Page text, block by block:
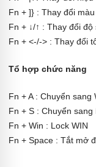
Fn + ]} : Thay đổi
Fn + ↓/↑ : Thay đổi độ
Fn + <-/-> : Thay đổi
Tổ hợp chức năng
Fn + A : Chuyển sang
Fn + S : Chuyển sang
Fn + Win : Lock WIN
Fn + Space : Tắt mở